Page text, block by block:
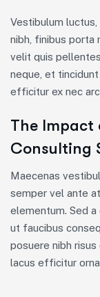
Vestibulum
nibh, finibus porta
velit quis
neque, et
efficitur ex nec
The Impact
Consulting
Maecenas
semper vel ante
elementum. Sed
ut faucibus
posuere nibh
lacus efficitur